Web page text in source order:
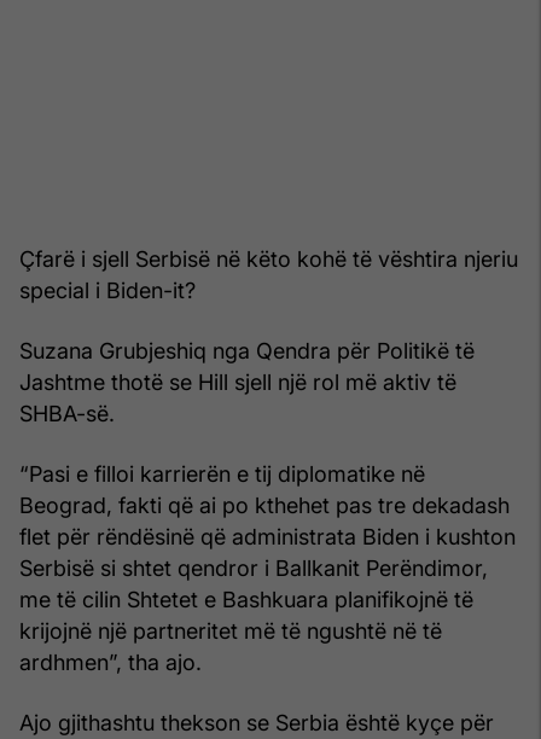
Çfarë i sjell Serbisë në këto kohë të vështira njeriu
special i Biden-it?
Suzana Grubjeshiq nga Qendra për Politikë të
Jashtme thotë se Hill sjell një rol më aktiv të
SHBA-së.
“Pasi e filloi karrierën e tij diplomatike në
Beograd, fakti që ai po kthehet pas tre dekadash
flet për rëndësinë që administrata Biden i kushton
Serbisë si shtet qendror i Ballkanit Perëndimor,
me të cilin Shtetet e Bashkuara planifikojnë të
krijojnë një partneritet më të ngushtë në të
ardhmen”, tha ajo.
Ajo gjithashtu thekson se Serbia është kyçe për